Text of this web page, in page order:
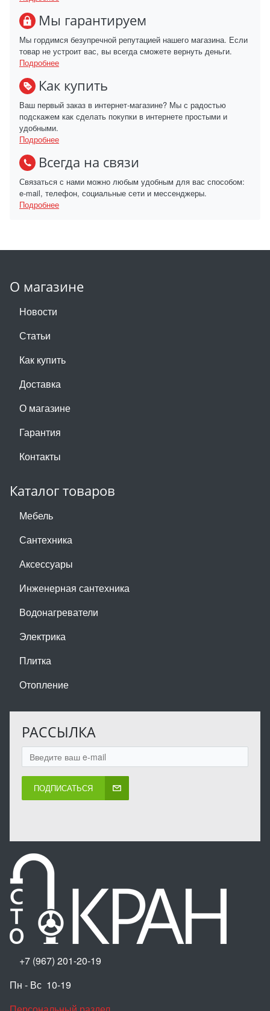
Мы гарантируем
Мы гордимся безупречной репутацией нашего магазина. Если
товар не устроит вас, вы всегда сможете вернуть деньги.
Подробнее
Как купить
Ваш первый заказ в интернет-магазине? Мы с радостью
подскажем как сделать покупки в интернете простыми и
удобными.
Подробнее
Всегда на связи
Связаться с нами можно любым удобным для вас способом:
e-mail, телефон, социальные сети и мессенджеры.
Подробнее
О магазине
Новости
Статьи
Как купить
Доставка
О магазине
Гарантия
Контакты
Каталог товаров
Мебель
Сантехника
Аксессуары
Инженерная сантехника
Водонагреватели
Электрика
Плитка
Отопление
РАССЫЛКА
ПОДПИСАТЬСЯ
+7 (967) 201-20-19
Пн - Вс 10-19